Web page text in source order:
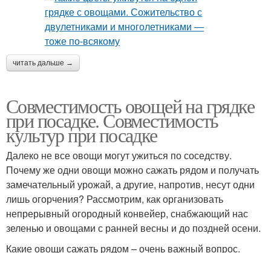
читать дальше →
Совместимость овощей на грядке
при посадке. Совместимость
культур при посадке
Далеко не все овощи могут ужиться по соседству.
Почему же одни овощи можно сажать рядом и получать
замечательный урожай, а другие, напротив, несут одни
лишь огорчения? Рассмотрим, как организовать
непрерывный огородный конвейер, снабжающий нас
зеленью и овощами с ранней весны и до поздней осени.
Какие овощи сажать рядом – очень важный вопрос.